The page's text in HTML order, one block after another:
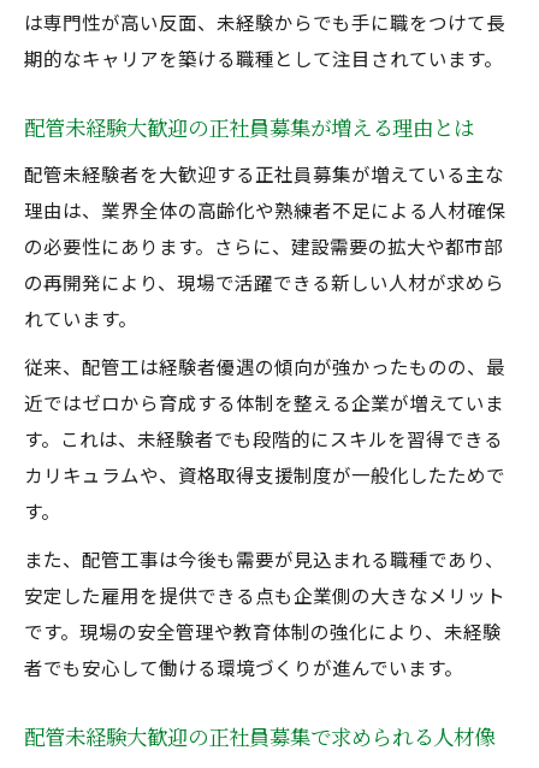
理由
正社員募集で未経験から成長できるサポー
配管未経験大歓迎企業の研修や教育環境と
は
配管未経験採用がスキルアップに繋がるポ
イント
配管未経験大歓迎求人で学べる実務経験の
価値
配管未経験大歓迎の現場で学ぶ成長の秘訣
配管未経験大歓迎現場で身につく技術と知
識
配管未経験正社員として成長できる実務経
配管未経験大歓迎職場の先輩から学ぶ指導
体制
配管未経験採用で挑戦できる現場の魅力
配管未経験大歓迎環境が成長意欲を支える
正社員募集で叶える未経験からの安定収入
は専門性が高い反面、未経験からでも手に職をつけて長
期的なキャリアを築ける職種として注目されています。
配管未経験大歓迎の正社員募集が増える理由とは
配管未経験者を大歓迎する正社員募集が増えている主な
理由は、業界全体の高齢化や熟練者不足による人材確保
の必要性にあります。さらに、建設需要の拡大や都市部
の再開発により、現場で活躍できる新しい人材が求めら
れています。
従来、配管工は経験者優遇の傾向が強かったものの、最
近ではゼロから育成する体制を整える企業が増えていま
す。これは、未経験者でも段階的にスキルを習得できる
カリキュラムや、資格取得支援制度が一般化したためで
す。
また、配管工事は今後も需要が見込まれる職種であり、
安定した雇用を提供できる点も企業側の大きなメリット
です。現場の安全管理や教育体制の強化により、未経験
者でも安心して働ける環境づくりが進んでいます。
配管未経験大歓迎の正社員募集で求められる人材像